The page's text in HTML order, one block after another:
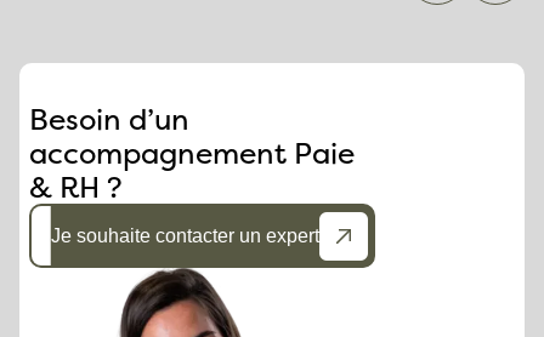
Besoin d’un
accompagnement Paie
& RH ?
Je souhaite contacter un expert